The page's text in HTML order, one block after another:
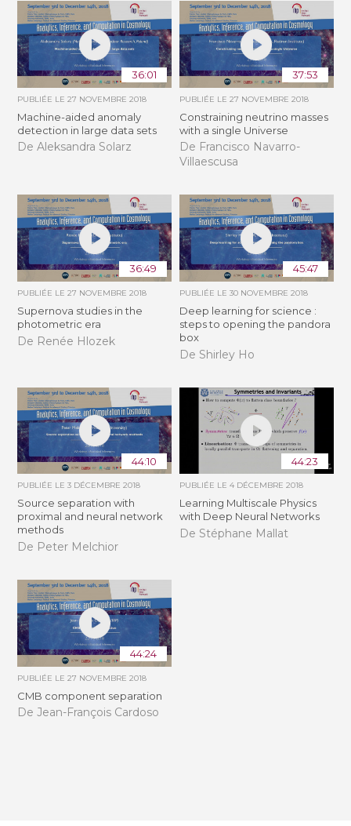
36:01
PUBLIÉE LE27 NOVEMBRE 2018
Machine-aided anomaly
detection in large data sets
De Aleksandra Solarz
37:53
PUBLIÉE LE 27 NOVEMBRE 2018
Constraining neutrino masses
with a single Universe
De Francisco Navarro-
Villaescusa
36:49
PUBLIÉE LE27 NOVEMBRE 2018
Supernova studies in the
photometric era
De Renée Hlozek
45:47
PUBLIÉE LE 30 NOVEMBRE 2018
Deep learning for science :
steps to opening the pandora
box
De Shirley Ho
44:10
PUBLIÉE LE3 DÉCEMBRE 2018
Source separation with
proximal and neural network
methods
De Peter Melchior
44:23
PUBLIÉE LE 4 DÉCEMBRE 2018
Learning Multiscale Physics
with Deep Neural Networks
De Stéphane Mallat
44:24
PUBLIÉE LE27 NOVEMBRE 2018
CMB component separation
De Jean-François Cardoso